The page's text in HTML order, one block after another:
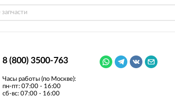
8 (800) 3500-763
Часы работы (по Москве):
пн-пт: 07:00 - 16:00
сб-вс: 07:00 - 16:00